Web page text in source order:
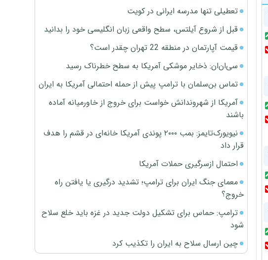
تعطیلی تنها مدرسه ایرانی در کویت
قبل از شروع آیلتس، سطح واقعی زبان انگلیسی خود را بدانید
قیمت آپارتمان در منطقه 22 تهران چقدر است؟
سی‌ان‌ان: ذخایر موشکی آمریکا به سطح خطرناک رسید
تماس بن‌سلمان با ترامپ پیش از حمله احتمالی آمریکا به ایران
آمریکا از شهروندانش خواست برای خروج از خاورمیانه آماده
باشند
نیویورک‌تایمز: بمب ۲۰۰۰ پوندی آمریکا خانه‌ای در قشم را هدف
قرار داد
احتمال ازسرگیری حملات آمریکا
معمای جنگ ایران برای ترامپ؛ تشدید درگیری یا یافتن راه
خروج؟
ترامپ: حماس برای تشکیل دولت جدید در غزه باید خلع سلاح
شود
چین ارسال سلاح به ایران را تکذیب کرد